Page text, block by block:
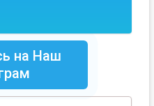
на Наш